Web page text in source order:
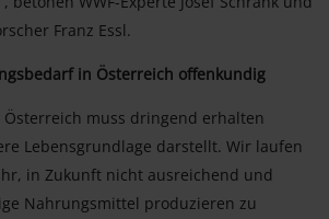
Franz Essl.
in Österreich offenkundig
Österreich muss dringend erhalten
Lebensgrundlage darstellt. Wir laufen
in Zukunft nicht ausreichend und
Nahrungsmittel produzieren zu